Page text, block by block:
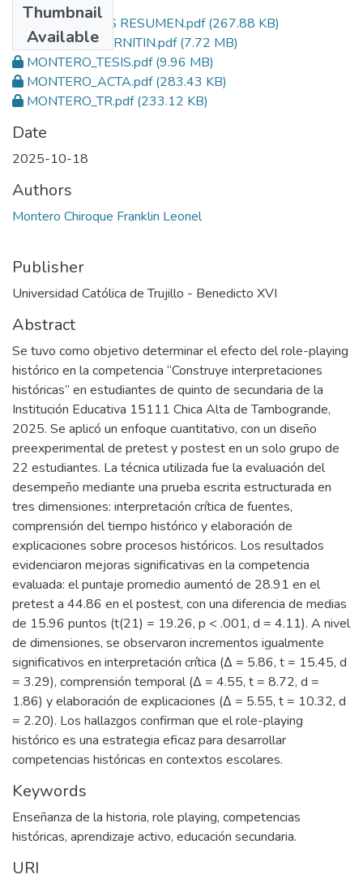
Thumbnail
Available
MONTERO_TESIS RESUMEN.pdf(267.88 KB)
MONTERO_TURNITIN.pdf(7.72 MB)
MONTERO_TESIS.pdf(9.96 MB)
MONTERO_ACTA.pdf(283.43 KB)
MONTERO_TR.pdf(233.12 KB)
Date
2025-10-18
Authors
Montero Chiroque Franklin Leonel
Publisher
Universidad Católica de Trujillo - Benedicto XVI
Abstract
Se tuvo como objetivo determinar el efecto del role-playing
histórico en la competencia “Construye interpretaciones
históricas” en estudiantes de quinto de secundaria de la
Institución Educativa 15111 Chica Alta de Tambogrande,
2025. Se aplicó un enfoque cuantitativo, con un diseño
preexperimental de pretest y postest en un solo grupo de
22 estudiantes. La técnica utilizada fue la evaluación del
desempeño mediante una prueba escrita estructurada en
tres dimensiones: interpretación crítica de fuentes,
comprensión del tiempo histórico y elaboración de
explicaciones sobre procesos históricos. Los resultados
evidenciaron mejoras significativas en la competencia
evaluada: el puntaje promedio aumentó de 28.91 en el
pretest a 44.86 en el postest, con una diferencia de medias
de 15.96 puntos (t(21) = 19.26, p < .001, d = 4.11). A nivel
de dimensiones, se observaron incrementos igualmente
significativos en interpretación crítica (Δ = 5.86, t = 15.45, d
= 3.29), comprensión temporal (Δ = 4.55, t = 8.72, d =
1.86) y elaboración de explicaciones (Δ = 5.55, t = 10.32, d
= 2.20). Los hallazgos confirman que el role-playing
histórico es una estrategia eficaz para desarrollar
competencias históricas en contextos escolares.
Keywords
Enseñanza de la historia, role playing, competencias
históricas, aprendizaje activo, educación secundaria.
URI